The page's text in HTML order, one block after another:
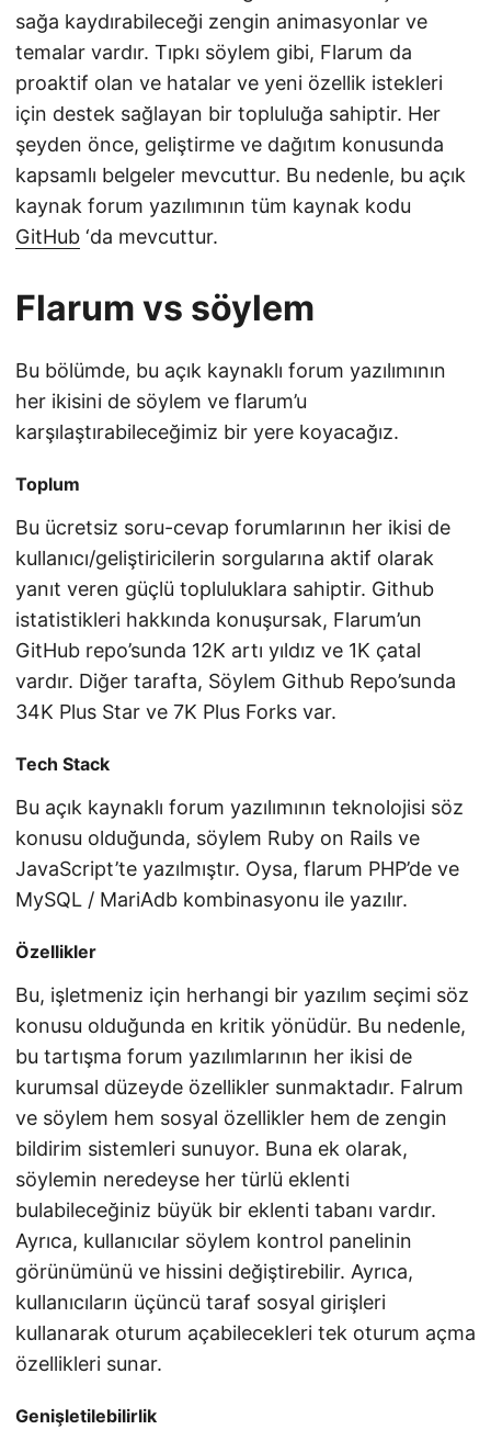
sağa kaydırabileceği zengin animasyonlar ve
temalar vardır. Tıpkı söylem gibi, Flarum da
proaktif olan ve hatalar ve yeni özellik istekleri
için destek sağlayan bir topluluğa sahiptir. Her
şeyden önce, geliştirme ve dağıtım konusunda
kapsamlı belgeler mevcuttur. Bu nedenle, bu açık
kaynak forum yazılımının tüm kaynak kodu
GitHub ‘da mevcuttur.
Flarum vs söylem
Bu bölümde, bu açık kaynaklı forum yazılımının
her ikisini de söylem ve flarum’u
karşılaştırabileceğimiz bir yere koyacağız.
Toplum
Bu ücretsiz soru-cevap forumlarının her ikisi de
kullanıcı/geliştiricilerin sorgularına aktif olarak
yanıt veren güçlü topluluklara sahiptir. Github
istatistikleri hakkında konuşursak, Flarum’un
GitHub repo’sunda 12K artı yıldız ve 1K çatal
vardır. Diğer tarafta, Söylem Github Repo’sunda
34K Plus Star ve 7K Plus Forks var.
Tech Stack
Bu açık kaynaklı forum yazılımının teknolojisi söz
konusu olduğunda, söylem Ruby on Rails ve
JavaScript’te yazılmıştır. Oysa, flarum PHP’de ve
MySQL / MariAdb kombinasyonu ile yazılır.
Özellikler
Bu, işletmeniz için herhangi bir yazılım seçimi söz
konusu olduğunda en kritik yönüdür. Bu nedenle,
bu tartışma forum yazılımlarının her ikisi de
kurumsal düzeyde özellikler sunmaktadır. Falrum
ve söylem hem sosyal özellikler hem de zengin
bildirim sistemleri sunuyor. Buna ek olarak,
söylemin neredeyse her türlü eklenti
bulabileceğiniz büyük bir eklenti tabanı vardır.
Ayrıca, kullanıcılar söylem kontrol panelinin
görünümünü ve hissini değiştirebilir. Ayrıca,
kullanıcıların üçüncü taraf sosyal girişleri
kullanarak oturum açabilecekleri tek oturum açma
özellikleri sunar.
Genişletilebilirlik